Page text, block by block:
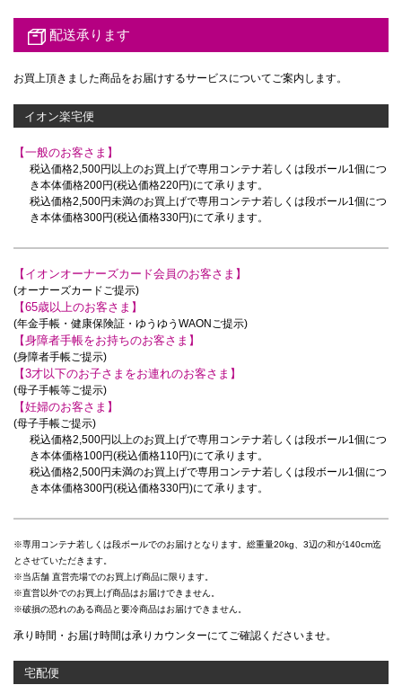
配送承ります
お買上頂きました商品をお届けするサービスについてご案内します。
イオン楽宅便
【一般のお客さま】
税込価格2,500円以上のお買上げで専用コンテナ若しくは段ボール1個につ
き本体価格200円(税込価格220円)にて承ります。
税込価格2,500円未満のお買上げで専用コンテナ若しくは段ボール1個につ
き本体価格300円(税込価格330円)にて承ります。
【イオンオーナーズカード会員のお客さま】
(オーナーズカードご提示)
【65歳以上のお客さま】
(年金手帳・健康保険証・ゆうゆうWAONご提示)
【身障者手帳をお持ちのお客さま】
(身障者手帳ご提示)
【3才以下のお子さまをお連れのお客さま】
(母子手帳等ご提示)
【妊婦のお客さま】
(母子手帳ご提示)
税込価格2,500円以上のお買上げで専用コンテナ若しくは段ボール1個につ
き本体価格100円(税込価格110円)にて承ります。
税込価格2,500円未満のお買上げで専用コンテナ若しくは段ボール1個につ
き本体価格300円(税込価格330円)にて承ります。
※専用コンテナ若しくは段ボールでのお届けとなります。総重量20kg、3辺の和が140cm迄
とさせていただきます。
※当店舗 直営売場でのお買上げ商品に限ります。
※直営以外でのお買上げ商品はお届けできません。
※破損の恐れのある商品と要冷商品はお届けできません。
承り時間・お届け時間は承りカウンターにてご確認くださいませ。
宅配便